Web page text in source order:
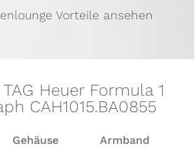
Vorteile ansehen
Heuer Formula 1
CAH1015.BA0855
Gehäuse Armband